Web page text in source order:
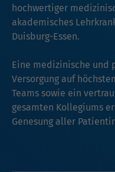
hochwertiger
akademisches
Duisburg-Essen.
Eine medizinische und
Versorgung auf
Teams sowie ein
gesamten Kollegiums
Genesung aller